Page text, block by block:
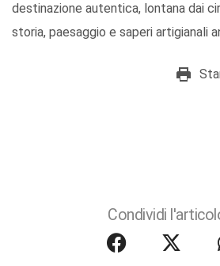
destinazione autentica, lontana dai
storia, paesaggio e saperi artigianali
Condividi